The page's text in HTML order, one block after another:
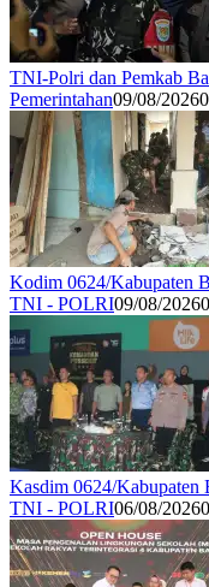
TNI-Polri dan Pemkab
Pemerintahan09/08/2026
Kodim 0624/Kabupaten
TNI - POLRI09/08/2026
Kasdim 0624/Kabupaten
TNI - POLRI06/08/2026